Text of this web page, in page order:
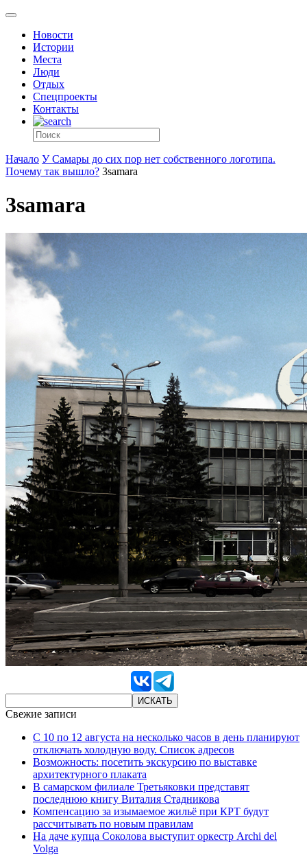
Новости
Истории
Места
Люди
Отдых
Спецпроекты
Контакты
Начало У Самары до сих пор нет собственного логотипа.
Почему так вышло? 3samara
3samara
Свежие записи
С 10 по 12 августа на несколько часов в день планируют
отключать холодную воду. Список адресов
Возможность: посетить экскурсию по выставке
архитектурного плаката
В самарском филиале Третьяковки представят
последнюю книгу Виталия Стадникова
Компенсацию за изымаемое жильё при КРТ будут
рассчитывать по новым правилам
На даче купца Соколова выступит оркестр Archi del
Volga